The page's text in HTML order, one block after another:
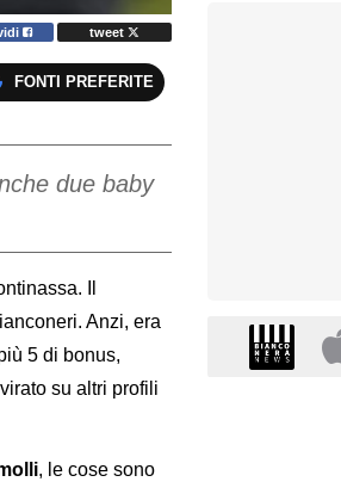
tweet
FONTI PREFERITE
due baby
Il
Anzi, era
5 di bonus,
su altri profili
, le cose sono